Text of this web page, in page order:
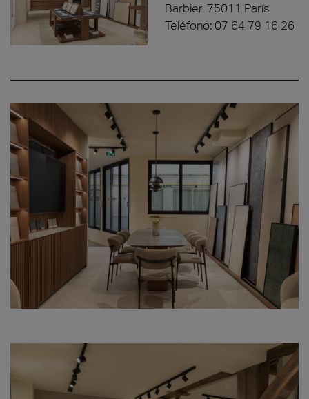
Barbier, 75011 París
Teléfono: 07 64 79 16 26